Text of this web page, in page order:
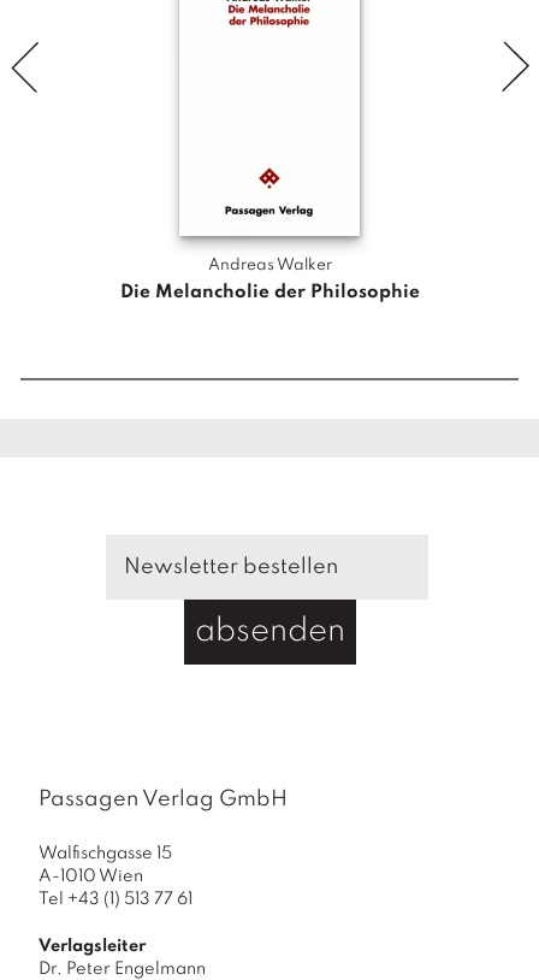
Andreas Walker
Die Melancholie der Philosophie
absenden
Passagen Verlag GmbH
Walfischgasse 15
A-1010 Wien
Tel +43 (1) 513 77 61
Verlagsleiter
Dr. Peter Engelmann